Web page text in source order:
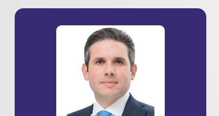
econômicas que promovam o crescimento
sustentável e a redução da inflação, enfatizando
que "nada é pior para os mais pobres que a
inflação, a falta de estabilidade na economia".
Além disso, tem defendido cortes de gastos
públicos e a revisão de políticas fiscais.